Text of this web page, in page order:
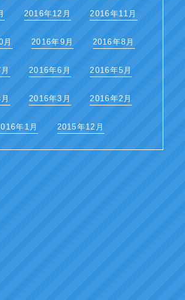
2016年12月 2016年11月
2016年9月 2016年8月
2016年6月 2016年5月
2016年3月 2016年2月
年1月 2015年12月